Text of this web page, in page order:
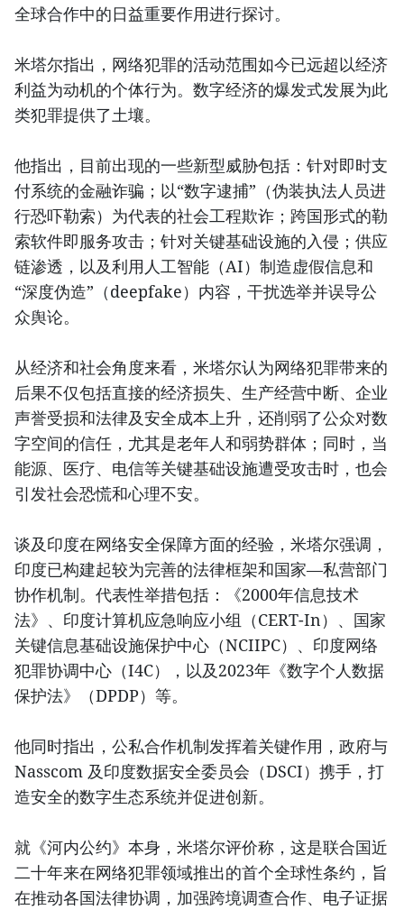
全球合作中的日益重要作用进行探讨。
米塔尔指出，网络犯罪的活动范围如今已远超以经济
利益为动机的个体行为。数字经济的爆发式发展为此
类犯罪提供了土壤。
他指出，目前出现的一些新型威胁包括：针对即时支
付系统的金融诈骗；以“数字逮捕”（伪装执法人员进
行恐吓勒索）为代表的社会工程欺诈；跨国形式的勒
索软件即服务攻击；针对关键基础设施的入侵；供应
链渗透，以及利用人工智能（AI）制造虚假信息和
“深度伪造”（deepfake）内容，干扰选举并误导公
众舆论。
从经济和社会角度来看，米塔尔认为网络犯罪带来的
后果不仅包括直接的经济损失、生产经营中断、企业
声誉受损和法律及安全成本上升，还削弱了公众对数
字空间的信任，尤其是老年人和弱势群体；同时，当
能源、医疗、电信等关键基础设施遭受攻击时，也会
引发社会恐慌和心理不安。
谈及印度在网络安全保障方面的经验，米塔尔强调，
印度已构建起较为完善的法律框架和国家—私营部门
协作机制。代表性举措包括：《2000年信息技术
法》、印度计算机应急响应小组（CERT-In）、国家
关键信息基础设施保护中心（NCIIPC）、印度网络
犯罪协调中心（I4C），以及2023年《数字个人数据
保护法》（DPDP）等。
他同时指出，公私合作机制发挥着关键作用，政府与
Nasscom 及印度数据安全委员会（DSCI）携手，打
造安全的数字生态系统并促进创新。
就《河内公约》本身，米塔尔评价称，这是联合国近
二十年来在网络犯罪领域推出的首个全球性条约，旨
在推动各国法律协调，加强跨境调查合作、电子证据